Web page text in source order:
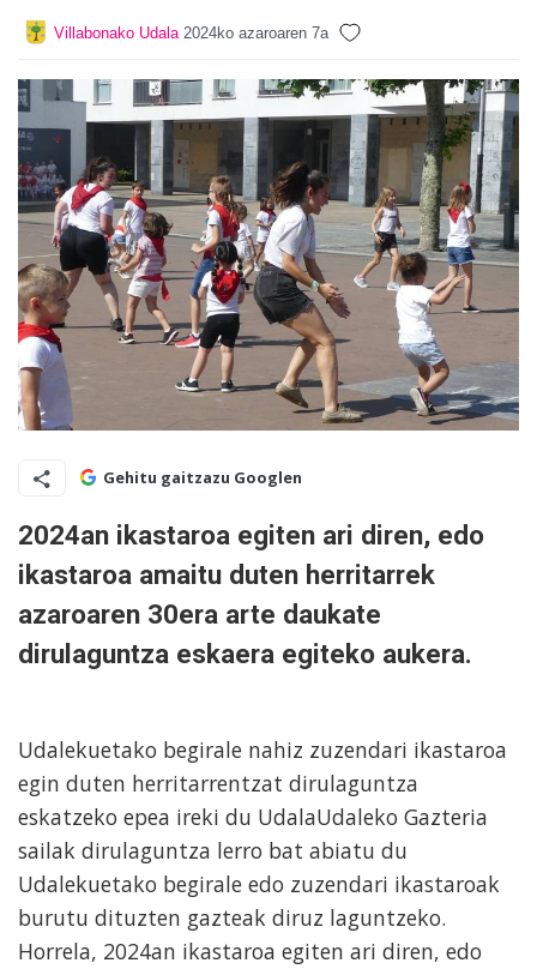
Villabonako Udala 2024ko azaroaren 7a
Gehitu gaitzazu Googlen
2024an ikastaroa egiten ari diren, edo
ikastaroa amaitu duten herritarrek
azaroaren 30era arte daukate
dirulaguntza eskaera egiteko aukera.
Udalekuetako begirale nahiz zuzendari ikastaroa
egin duten herritarrentzat dirulaguntza
eskatzeko epea ireki du UdalaUdaleko Gazteria
sailak dirulaguntza lerro bat abiatu du
Udalekuetako begirale edo zuzendari ikastaroak
burutu dituzten gazteak diruz laguntzeko.
Horrela, 2024an ikastaroa egiten ari diren, edo